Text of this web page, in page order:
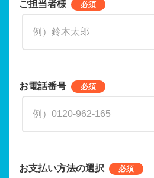
ご担当者様
お電話番号
お支払い方法の選択